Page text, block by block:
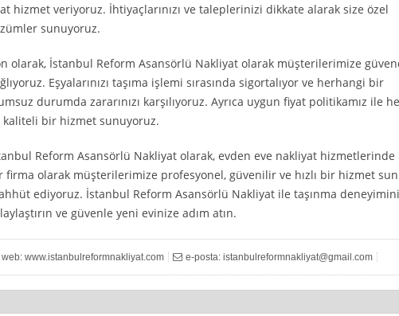
hizmet veriyoruz. İhtiyaçlarınızı ve taleplerinizi dikkate alarak size özel
sunuyoruz.
olarak, İstanbul Reform Asansörlü Nakliyat olarak müşterilerimize
Eşyalarınızı taşıma işlemi sırasında sigortalıyor ve herhangi bir
durumda zararınızı karşılıyoruz. Ayrıca uygun fiyat politikamız ile
kaliteli bir hizmet sunuyoruz.
Reform Asansörlü Nakliyat olarak, evden eve nakliyat
firma olarak müşterilerimize profesyonel, güvenilir ve hızlı bir hizmet
ediyoruz. İstanbul Reform Asansörlü Nakliyat ile taşınma
ve güvenle yeni evinize adım atın.
web: www.istanbulreformnakliyat.com e-posta: istanbulreformnakliyat@gmail.com